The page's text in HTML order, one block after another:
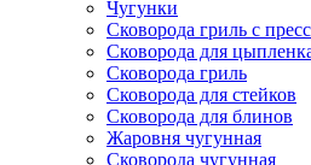
Чугунки
Сковорода гриль с
Сковорода для
Сковорода гриль
Сковорода для стейков
Сковорода для блинов
Жаровня чугунная
Сковорода чугунная